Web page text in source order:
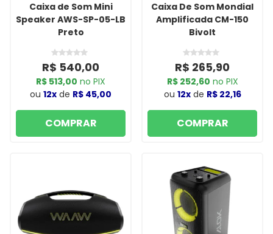
Caixa de Som Mini
Speaker AWS-SP-05-LB
Preto
R$ 540,00
R$ 513,00 no PIX
ou 12x de R$ 45,00
COMPRAR
Caixa De Som Mondial
Amplificada CM-150
Bivolt
R$ 265,90
R$ 252,60 no PIX
ou 12xde R$ 22,16
COMPRAR